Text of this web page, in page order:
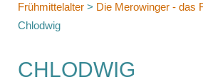
Frühmittelalter > Die Merowinger - das
Chlodwig
CHLODWIG